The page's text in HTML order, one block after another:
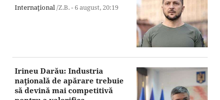
Internaţional /Z.B. -6 august, 20:19
Irineu Darău: Industria
naţională de apărare trebuie
să devină mai competitivă